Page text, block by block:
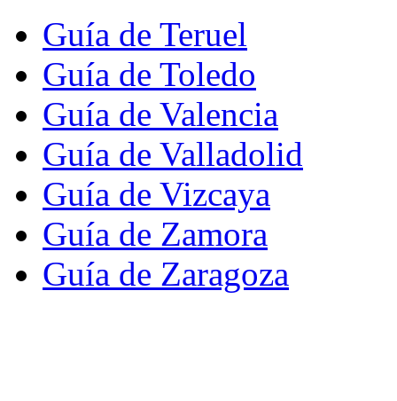
Guía de Teruel
Guía de Toledo
Guía de Valencia
Guía de Valladolid
Guía de Vizcaya
Guía de Zamora
Guía de Zaragoza